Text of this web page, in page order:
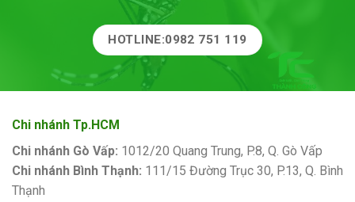
HOTLINE:0982 751 119
Chi nhánh Tp.HCM
Chi nhánh Gò Vấp: 1012/20 Quang Trung, P.8, Q. Gò Vấp
Chi nhánh Bình Thạnh: 111/15 Đường Trục 30, P.13, Q. Bình
Thạnh